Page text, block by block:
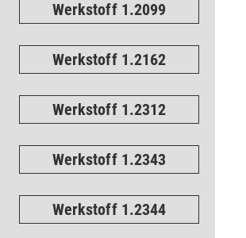
Werkstoff 1.2099
Werkstoff 1.2162
Werkstoff 1.2312
Werkstoff 1.2343
Werkstoff 1.2344